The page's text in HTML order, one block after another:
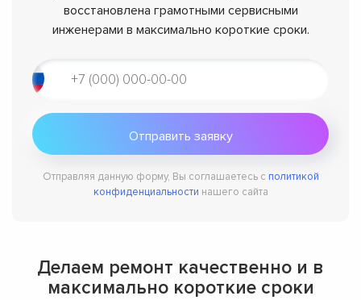
восстановлена грамотными сервисными
инженерами в максимально короткие сроки.
Отправляя данную форму, Вы соглашаетесь с политикой
конфиденциальности нашего сайта
Делаем ремонт качественно и в
максимально короткие сроки